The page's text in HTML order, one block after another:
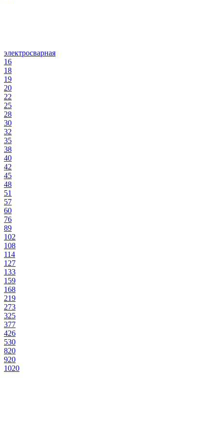
электросварная
16
18
19
20
22
25
28
30
32
35
38
40
42
45
48
51
57
60
76
89
102
108
114
127
133
159
168
219
273
325
377
426
530
820
920
1020